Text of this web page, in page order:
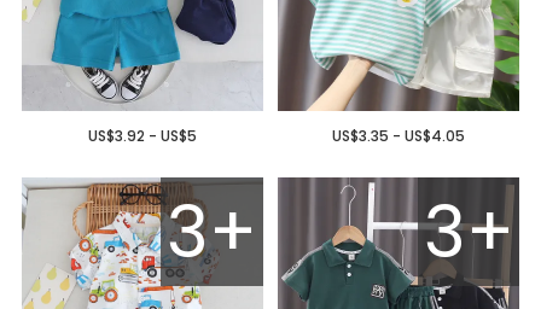
US$3.92 - US$5 US$3.35 - US$4.05
3+ 3+